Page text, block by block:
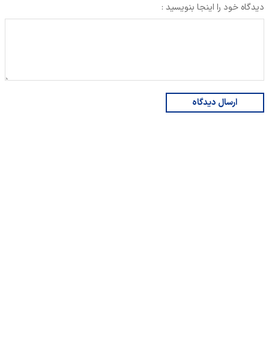
دیدگاه خود را اینجا بنویسید :
ارسال دیدگاه